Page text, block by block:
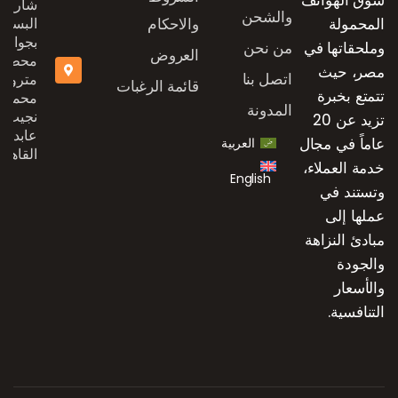
المحمولة
وملحقاتها في
مصر، حيث
تتمتع بخبرة
تزيد عن 20
عاماً في مجال
خدمة العملاء،
وتستند في
عملها إلى
مبادئ النزاهة
والجودة
والأسعار
التنافسية.
والشحن
من نحن
اتصل بنا
المدونة
العربية
English
والاحكام
العروض
قائمة الرغبات
شارع
بجوار
محطة
مترو
محمد
نجيب،